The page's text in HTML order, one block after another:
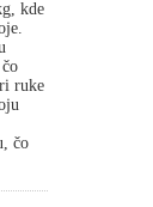
kde
ruke
čo